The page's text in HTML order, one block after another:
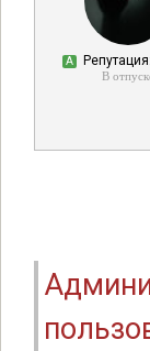
А
В